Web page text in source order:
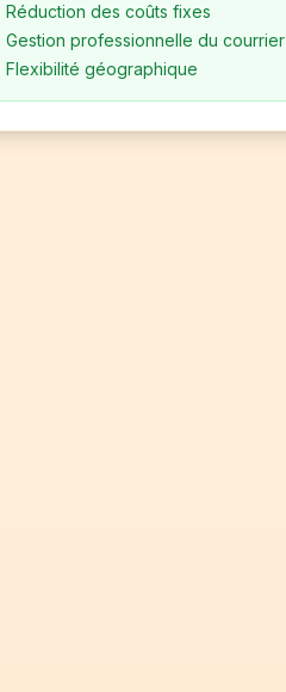
Réduction des coûts fixes
Gestion professionnelle du courrier
Flexibilité géographique